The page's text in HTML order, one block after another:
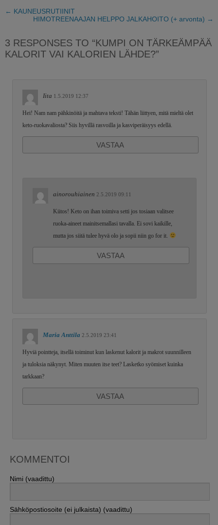
← KAUNEUSRUTIINIT
HIMOTREENAAJAN HELPPO JALKAHOITO (+ arvonta) →
3 RESPONSES TO “KUMPI ON TÄRKEÄMPÄÄ
KALORIT VAI KALORIEN LÄHDE?”
Iita 1.5.2019 12:37
Hei! Nam nam pähkinöitä ja mahtava teksti! Tähän liittyen, mitä mieltä olet
keto-ruokavaliosta? Siis hyvillä rasvoilla ja kasviperäisyys edellä.
VASTAA
ainorouhiainen 2.5.2019 09:11
Kiitos! Keto on ihan toimiva setti jos tosiaan valitsee
ruoka-aineet mainitsemallasi tavalla. Ei sovi kaikille,
mutta jos siitä tulee hyvä olo ja sopii niin go for it.
VASTAA
Maria Anttila 2.5.2019 23:41
Hyviä pointteja, itsellä toiminut kun laskenut kalorit ja makrot suunnilleen
ja tuloksia näkynyt. Miten muuten itse teet? Lasketko syömiset kuinka
tarkkaan?
VASTAA
KOMMENTOI
Nimi (vaadittu)
Sähköpostiosoite (ei julkaista) (vaadittu)